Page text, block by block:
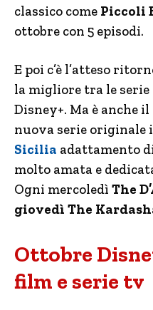
classico come Piccoli
ottobre con 5 episodi.
E poi c’è l’atteso
la migliore tra le
Disney+. Ma è anche
nuova serie originale
Sicilia adattamento
molto amata e
Ogni mercoledì The
giovedì The
Ottobre
film e serie tv